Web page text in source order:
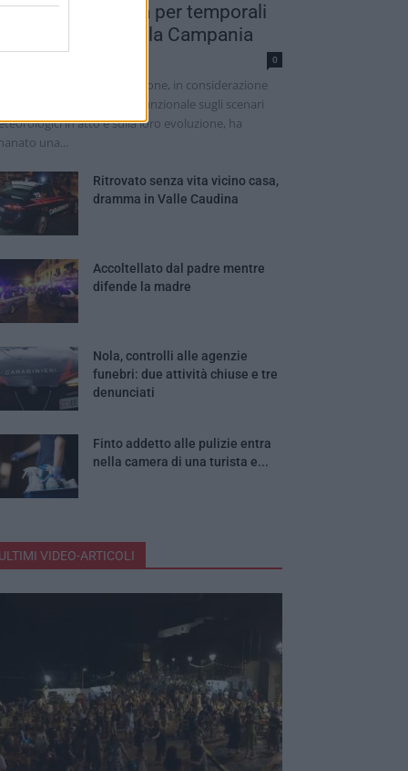
meteo gialla per temporali
su tutta la Campania
0
Protezione Civile della Regione, in considerazione
valutazioni del Centro Funzionale sugli scenari
in atto e sulla loro evoluzione, ha
una...
Ritrovato senza vita vicino casa,
dramma in Valle Caudina
Accoltellato dal padre mentre
difende la madre
Nola, controlli alle agenzie
funebri: due attività chiuse e tre
denunciati
Finto addetto alle pulizie entra
nella camera di una turista e...
ULTIMI VIDEO-ARTICOLI